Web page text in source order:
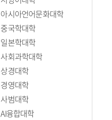
아시아언어문화대학
중국학대학
일본학대학
사회과학대학
상경대학
경영대학
사범대학
AI융합대학